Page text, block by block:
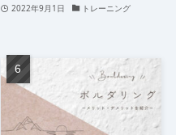
2022年9月1日 トレーニング